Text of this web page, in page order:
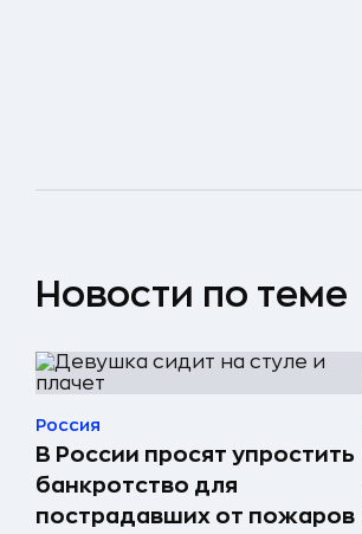
Новости по теме
Россия
В России просят упростить
банкротство для
пострадавших от пожаров